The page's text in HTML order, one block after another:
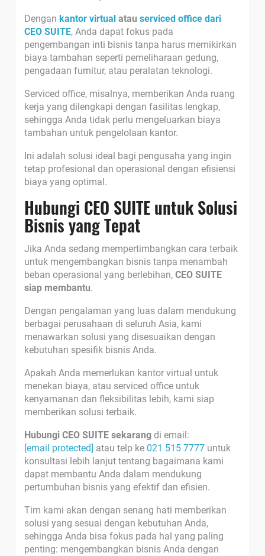
Dengan kantor virtual atau serviced office dari
CEO SUITE, Anda dapat fokus pada
pengembangan inti bisnis tanpa harus memikirkan
biaya tambahan seperti pemeliharaan gedung,
pengadaan furnitur, atau peralatan teknologi.
Serviced office, misalnya, memberikan Anda ruang
kerja yang dilengkapi dengan fasilitas lengkap,
sehingga Anda tidak perlu mengeluarkan biaya
tambahan untuk pengelolaan kantor.
Ini adalah solusi ideal bagi pengusaha yang ingin
tetap profesional dan operasional dengan efisiensi
biaya yang optimal.
Hubungi CEO SUITE untuk Solusi
Bisnis yang Tepat
Jika Anda sedang mempertimbangkan cara terbaik
untuk mengembangkan bisnis tanpa menambah
beban operasional yang berlebihan, CEO SUITE
siap membantu.
Dengan pengalaman yang luas dalam mendukung
berbagai perusahaan di seluruh Asia, kami
menawarkan solusi yang disesuaikan dengan
kebutuhan spesifik bisnis Anda.
Apakah Anda memerlukan kantor virtual untuk
menekan biaya, atau serviced office untuk
kenyamanan dan fleksibilitas lebih, kami siap
memberikan solusi terbaik.
Hubungi CEO SUITE sekarang di email:
[email protected] atau telp ke 021 515 7777 untuk
konsultasi lebih lanjut tentang bagaimana kami
dapat membantu Anda dalam mendukung
pertumbuhan bisnis yang efektif dan efisien.
Tim kami akan dengan senang hati memberikan
solusi yang sesuai dengan kebutuhan Anda,
sehingga Anda bisa fokus pada hal yang paling
penting: mengembangkan bisnis Anda dengan